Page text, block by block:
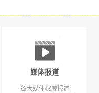
媒体报道
各大媒体权威报道